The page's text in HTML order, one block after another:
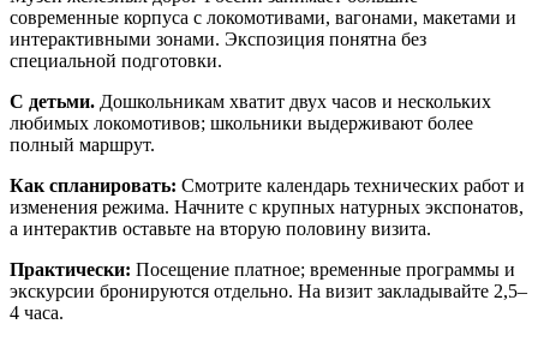
современные корпуса с локомотивами, вагонами, макетами и
интерактивными зонами. Экспозиция понятна без
специальной подготовки.
С детьми. Дошкольникам хватит двух часов и нескольких
любимых локомотивов; школьники выдерживают более
полный маршрут.
Как спланировать: Смотрите календарь технических работ и
изменения режима. Начните с крупных натурных экспонатов,
а интерактив оставьте на вторую половину визита.
Практически: Посещение платное; временные программы и
экскурсии бронируются отдельно. На визит закладывайте 2,5–
4 часа.